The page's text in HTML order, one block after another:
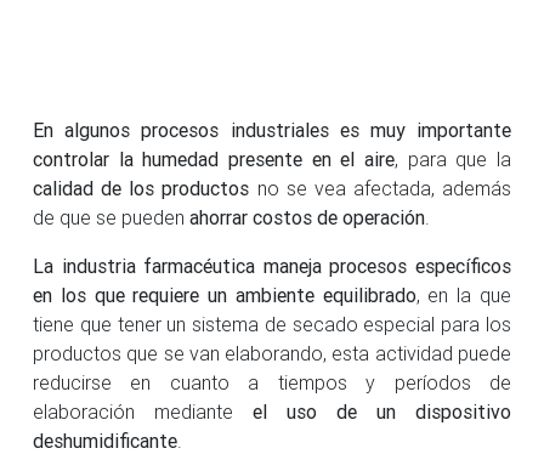
En algunos procesos industriales es muy importante
controlar la humedad presente en el aire, para que la
calidad de los productos no se vea afectada, además
de que se pueden ahorrar costos de operación
La industria farmacéutica maneja procesos específicos
en los que requiere un ambiente equilibrado, en la que
tiene que tener un sistema de secado especial para los
productos que se van elaborando, esta actividad puede
reducirse en cuanto a tiempos y períodos de
elaboración mediante el uso de un
dispositivo
deshumidificante